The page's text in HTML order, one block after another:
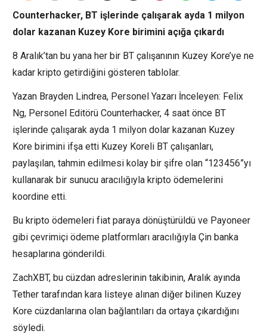
Counterhacker, BT işlerinde çalışarak ayda 1 milyon
dolar kazanan Kuzey Kore birimini açığa çıkardı
8 Aralık’tan bu yana her bir BT çalışanının Kuzey Kore’ye ne
kadar kripto getirdiğini gösteren tablolar.
Yazan Brayden Lindrea, Personel Yazarı İnceleyen: Felix
Ng, Personel Editörü Counterhacker, 4 saat önce BT
işlerinde çalışarak ayda 1 milyon dolar kazanan Kuzey
Kore birimini ifşa etti Kuzey Koreli BT çalışanları,
paylaşılan, tahmin edilmesi kolay bir şifre olan “123456”yı
kullanarak bir sunucu aracılığıyla kripto ödemelerini
koordine etti.
Bu kripto ödemeleri fiat paraya dönüştürüldü ve Payoneer
gibi çevrimiçi ödeme platformları aracılığıyla Çin banka
hesaplarına gönderildi.
ZachXBT, bu cüzdan adreslerinin takibinin, Aralık ayında
Tether tarafından kara listeye alınan diğer bilinen Kuzey
Kore cüzdanlarına olan bağlantıları da ortaya çıkardığını
söyledi.